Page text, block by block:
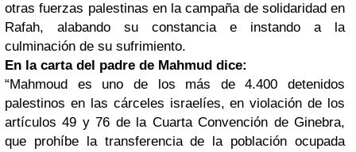
otras fuerzas palestinas en la campaña de solidaridad en
Rafah, alabando su constancia e instando a la
culminación de su sufrimiento.
En la carta del padre de Mahmud dice:
“Mahmoud es uno de los más de 4.400 detenidos
palestinos en las cárceles israelíes, en violación de los
artículos 49 y 76 de la Cuarta Convención de Ginebra,
que prohíbe la transferencia de la población ocupada